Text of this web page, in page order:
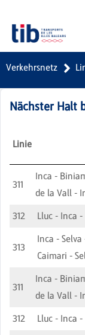
Verkehrsnetz
Nächster Halt
Linie
311
Inca -
de la Vall -
312 Lluc - Inca -
313
Inca -
Caimari -
311
Inca -
de la Vall -
312 Lluc - Inca -